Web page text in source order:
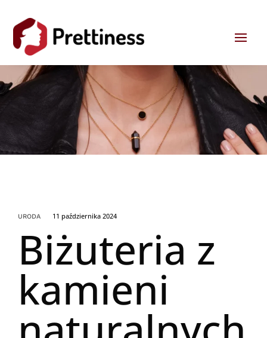
URODA 11 października 2024
Biżuteria z
kamieni